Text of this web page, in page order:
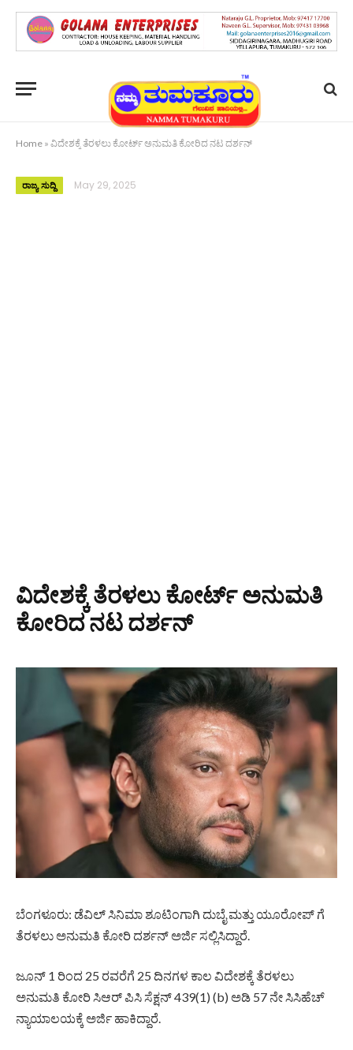
Home » ವಿದೇಶಕ್ಕೆ ತೆರಳಲು ಕೋರ್ಟ್ ಅನುಮತಿ ಕೋರಿದ ನಟ ದರ್ಶನ್
ರಾಜ್ಯ ಸುದ್ದಿ May 29, 2025
ವಿದೇಶಕ್ಕೆ ತೆರಳಲು ಕೋರ್ಟ್ ಅನುಮತಿ
ಕೋರಿದ ನಟ ದರ್ಶನ್
ಬೆಂಗಳೂರು: ಡೆವಿಲ್ ಸಿನಿಮಾ ಶೂಟಿಂಗಾಗಿ ದುಬೈ ಮತ್ತು ಯೂರೋಪ್‌ ಗೆ
ತೆರಳಲು ಅನುಮತಿ ಕೋರಿ ದರ್ಶನ್ ಅರ್ಜಿ ಸಲ್ಲಿಸಿದ್ದಾರೆ.
ಜೂನ್ 1 ರಿಂದ 25 ರವರೆಗೆ 25 ದಿನಗಳ ಕಾಲ ವಿದೇಶಕ್ಕೆ ತೆರಳಲು
ಅನುಮತಿ ಕೋರಿ ಸಿಆರ್‌ ಪಿಸಿ ಸೆಕ್ಷನ್ 439(1) (b) ಅಡಿ 57 ನೇ ಸಿಸಿಹೆಚ್
ನ್ಯಾಯಾಲಯಕ್ಕೆ ಅರ್ಜಿ ಹಾಕಿದ್ದಾರೆ.